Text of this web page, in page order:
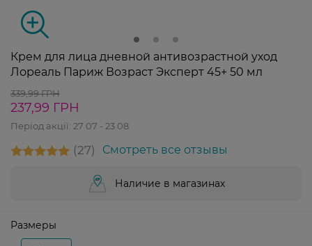
Крем для лица дневной антивозрастной уход
Лореаль Париж Возраст Эксперт 45+ 50 мл
339,99 ГРН
237,99 ГРН
Період акції: 27 07 - 23 08
27 Смотреть все отзывы
Наличие в магазинах
Размеры